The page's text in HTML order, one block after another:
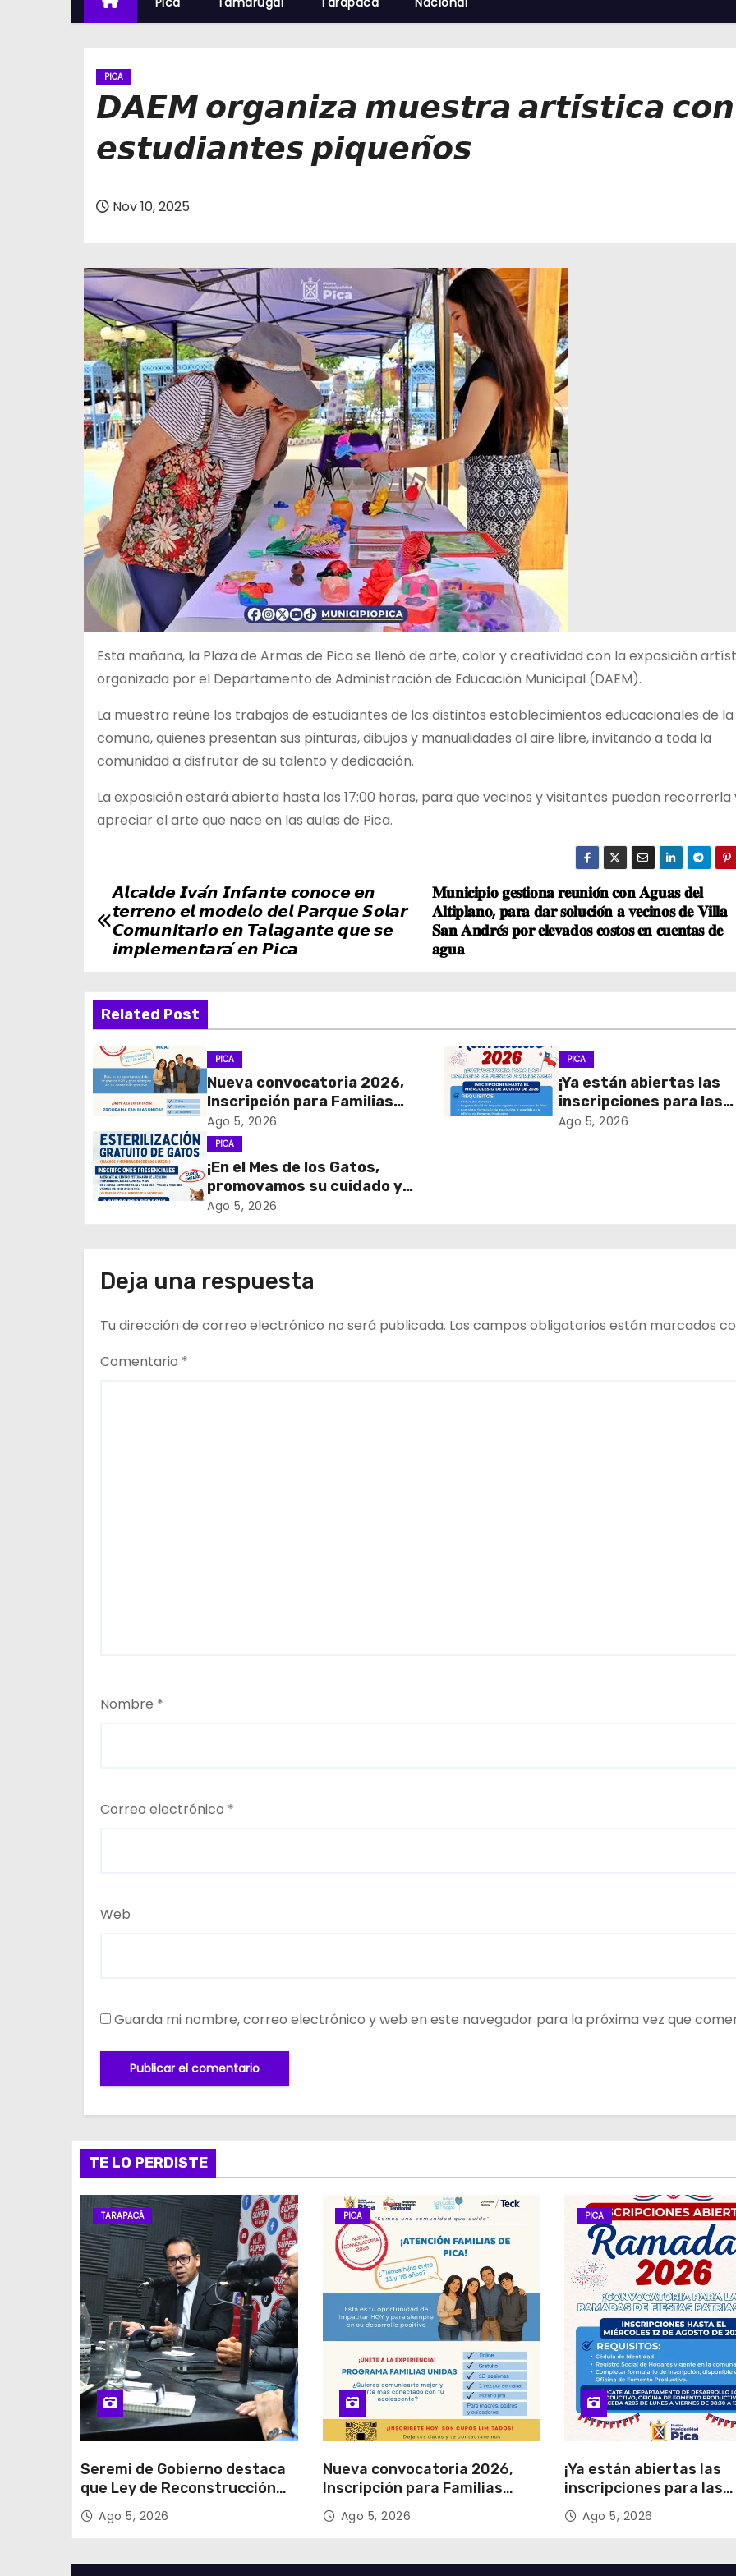
PICA
𝘿𝘼𝙀𝙈 𝙤𝙧𝙜𝙖𝙣𝙞𝙯𝙖 𝙢𝙪𝙚𝙨𝙩𝙧𝙖 𝙖𝙧𝙩𝙞́𝙨𝙩𝙞𝙘𝙖
𝙚𝙨𝙩𝙪𝙙𝙞𝙖𝙣𝙩𝙚𝙨 𝙥𝙞𝙦𝙪𝙚𝙣̃𝙤𝙨
Nov 10, 2025
Esta mañana, la Plaza de Armas de Pica se llenó de arte,color y creatividad con la exposición
organizada por el Departamento de Administración de Educación Municipal (DAEM).
La muestra reúne los trabajos de estudiantes de los distintos establecimientos educacionales de la
comuna, quienes presentan sus pinturas, dibujos y manualidades al aire libre, invitando a toda la
comunidad a disfrutar de su talento y dedicación.
La exposición estará abierta hasta las 17:00 horas, para que vecinos y visitantes puedan recorrerla
apreciar el arte que nace en las aulas de Pica.
N
a
e
g
a
c
i
ó
n
e
e
𝐌𝐮𝐧𝐢𝐜𝐢𝐩𝐢𝐨 𝐠𝐞𝐬𝐭𝐢𝐨𝐧𝐚 𝐫𝐞𝐮𝐧𝐢𝐨́𝐧 𝐜𝐨𝐧 𝐀𝐠𝐮𝐚𝐬 𝐝𝐞𝐥
𝐀𝐥𝐭𝐢𝐩𝐥𝐚𝐧𝐨, 𝐩𝐚𝐫𝐚 𝐝𝐚𝐫 𝐬𝐨𝐥𝐮𝐜𝐢𝐨́𝐧 𝐚 𝐯𝐞𝐜𝐢𝐧𝐨𝐬 𝐝𝐞 𝐕𝐢𝐥𝐥𝐚
𝐒𝐚𝐧 𝐀𝐧𝐝𝐫𝐞́𝐬 𝐩𝐨𝐫 𝐞𝐥𝐞𝐯𝐚𝐝𝐨𝐬 𝐜𝐨𝐬𝐭𝐨𝐬 𝐞𝐧 𝐜𝐮𝐞𝐧𝐭𝐚𝐬 𝐝𝐞
𝐚𝐠𝐮𝐚
𝘼𝙡𝙘𝙖𝙡𝙙𝙚 𝙄𝙫𝙖́𝙣 𝙄𝙣𝙛𝙖𝙣𝙩𝙚 𝙘𝙤𝙣𝙤𝙘𝙚 𝙚𝙣
𝙩𝙚𝙧𝙧𝙚𝙣𝙤 𝙚𝙡 𝙢𝙤𝙙𝙚𝙡𝙤 𝙙𝙚𝙡 𝙋𝙖𝙧𝙦𝙪𝙚 𝙎𝙤𝙡𝙖𝙧
𝘾𝙤𝙢𝙪𝙣𝙞𝙩𝙖𝙧𝙞𝙤 𝙚𝙣 𝙏𝙖𝙡𝙖𝙜𝙖𝙣𝙩𝙚 𝙦𝙪𝙚 𝙨𝙚
𝙞𝙢𝙥𝙡𝙚𝙢𝙚𝙣𝙩𝙖𝙧𝙖́ 𝙚𝙣 𝙋𝙞𝙘𝙖
Related Post
PICA
Nueva convocatoria 2026,
Inscripción para Familias
Unidas
Ago 5, 2026
PICA
¡Ya están abiertas las
inscripciones para las
Ramadas de Fiestas
Ago 5, 2026
PICA
¡En el Mes de los Gatos,
promovamos su cuidado y
tenencia responsable!
Ago 5, 2026
Deja una respuesta
Tu dirección de correo electrónico no será publicada. Los campos obligatorios están marcados
Comentario *
Nombre *
Correo electrónico *
Web
Guarda mi nombre, correo electrónico y web en este navegador para la próxima vez que
TE LO PERDISTE
TARAPACÁ
Seremi de Gobierno destaca
que Ley de Reconstrucción
Nacional impulsará la
inversión y el empleo en
Ago 5, 2026
PICA
Nueva convocatoria 2026,
Inscripción para Familias
Unidas
Ago 5, 2026
PICA
¡Ya están abiertas las
inscripciones para las
Ramadas de Fiestas
2026!
Ago 5, 2026